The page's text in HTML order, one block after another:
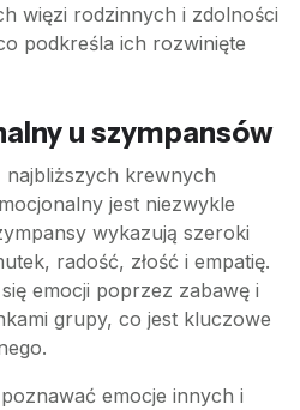
więzi rodzinnych i zdolności
podkreśla ich rozwinięte
u szympansów
najbliższych krewnych
jest niezwykle
wykazują szeroki
radość, złość i empatię.
emocji poprzez zabawę i
grupy, co jest kluczowe
emocje innych i